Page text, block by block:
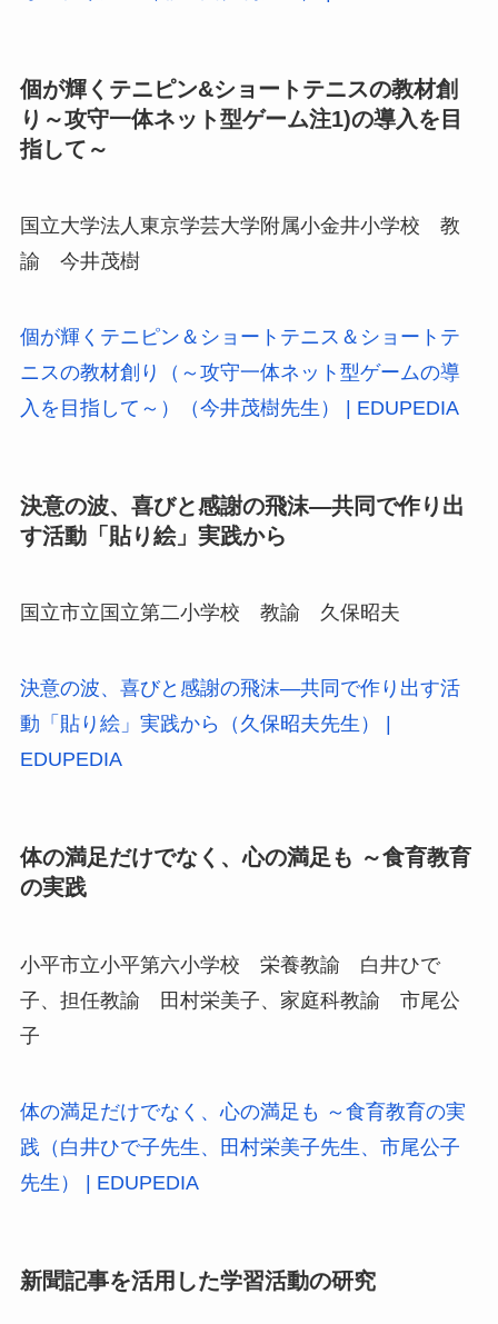
個が輝くテニピン&ショートテニスの教材創
り～攻守一体ネット型ゲーム注1)の導入を目
指して～
国立大学法人東京学芸大学附属小金井小学校 教
諭 今井茂樹
個が輝くテニピン＆ショートテニス＆ショートテ
ニスの教材創り（～攻守一体ネット型ゲームの導
入を目指して～）（今井茂樹先生） | EDUPEDIA
決意の波、喜びと感謝の飛沫—共同で作り出
す活動「貼り絵」実践から
国立市立国立第二小学校 教諭 久保昭夫
決意の波、喜びと感謝の飛沫―共同で作り出す活
動「貼り絵」実践から（久保昭夫先生） |
EDUPEDIA
体の満足だけでなく、心の満足も ～食育教育
の実践
小平市立小平第六小学校 栄養教諭 白井ひで
子、担任教諭 田村栄美子、家庭科教諭 市尾公
子
体の満足だけでなく、心の満足も ～食育教育の実
践（白井ひで子先生、田村栄美子先生、市尾公子
先生） | EDUPEDIA
新聞記事を活用した学習活動の研究